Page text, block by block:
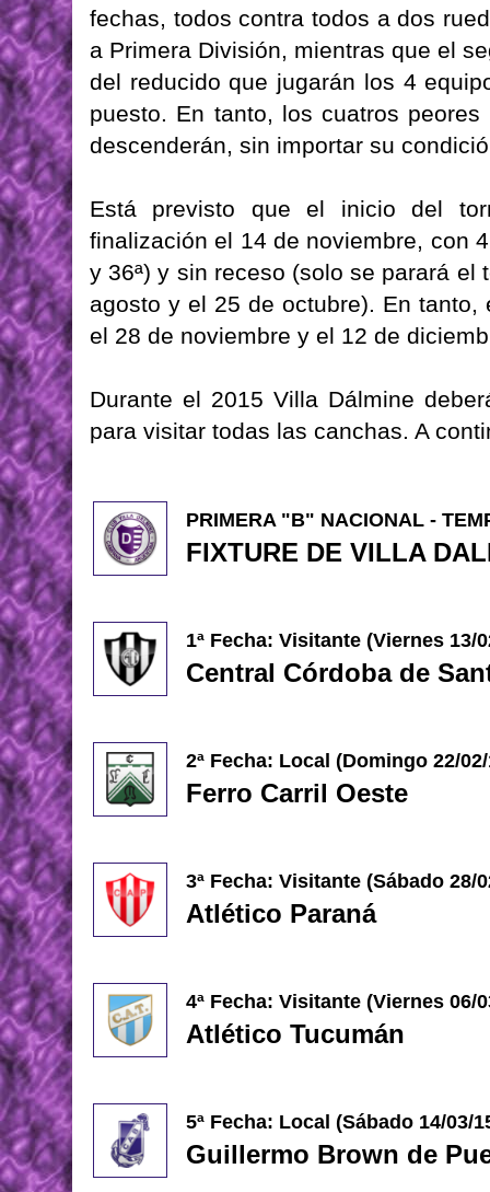
fechas, todos contra todos a dos
a Primera División, mientras que el
del reducido que jugarán los 4
puesto. En tanto, los cuatros
descenderán, sin importar su
Está previsto que el inicio del
finalización el 14 de noviembre, con
y 36ª) y sin receso (solo se parará
agosto y el 25 de octubre). En
el 28 de noviembre y el 12 de
Durante el 2015 Villa Dálmine
para visitar todas las canchas. A
PRIMERA "B" NACIONAL -
FIXTURE DE VILLA
1ª Fecha: Visitante (Viernes 13/
Central Córdoba de
2ª Fecha: Local (Domingo 22/
Ferro Carril Oeste
3ª Fecha: Visitante (Sábado 28/
Atlético Paraná
4ª Fecha: Visitante (Viernes 06/
Atlético Tucumán
5ª Fecha: Local (Sábado 14/03/
Guillermo Brown de